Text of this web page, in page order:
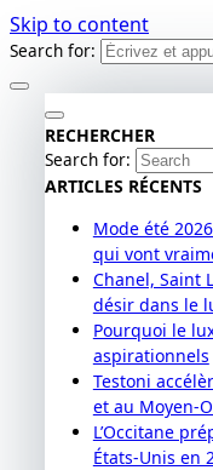
Skip to content
Search for:
RECHERCHER
Search for:
ARTICLES RÉCENTS
Mode été
qui vont
Chanel, Saint
désir dans le
Pourquoi le
aspirationnels
Testoni
et au Moyen-
L’Occitane
États-Unis en